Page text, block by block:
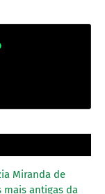
Miranda de
mais antigas da